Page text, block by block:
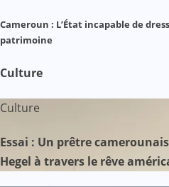
Cameroun : L’État incapable de
patrimoine
Culture
Culture
Essai : Un prêtre
Hegel à travers le rêve